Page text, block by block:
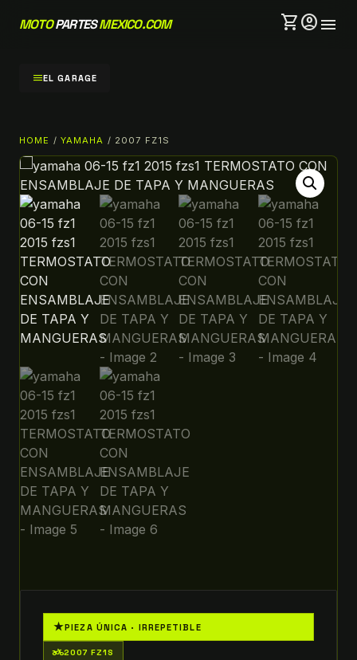
MOTOPARTESMEXICO.COM shopping_cartaccount_circlemenu
menuEL GARAGE
HOME / YAMAHA / 2007 FZ1S
★PIEZA ÚNICA · IRREPETIBLE
two_wheeler2007 FZ1S